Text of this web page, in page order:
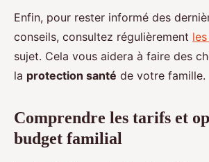
Enfin, pour rester informé des
conseils, consultez régulièrement
sujet. Cela vous aidera à faire des
la protection santé de votre famille.
Comprendre les tarifs et
budget familial